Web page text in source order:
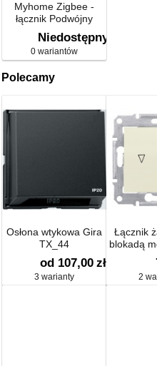
Myhome Zigbee -
łącznik Podwójny
Grupowy(nadajnik)
Niedostępny
0 wariantów
Polecamy
Osłona wtykowa Gira
TX_44
od 107,00 zł
3 warianty
Łącznik
blokadą
2